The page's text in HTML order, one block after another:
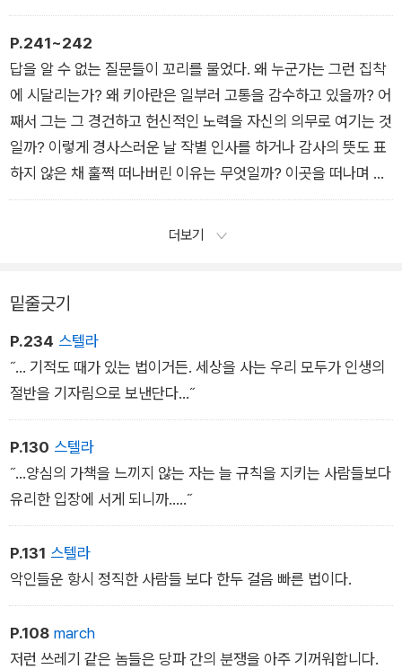
드러난 참이었다. 성가대석과 회중석은 물론 이 광경을 주시하고
귀 기울이던 사람들이 들어찬 모든 곳에서 떨리는 한숨이 일제히
터져 나왔다. 엄청난 열기로 진동하는 기도의 웅얼거림과 함께 눈
물인지 웃음인지 모를 소리가 퍼지는가 싶더니, 뒤이어 경이와 찬
양의 폭풍우를 동반한 우레와도 같은 함성이 한꺼번에 일었다. 그
메아리가 돌벽과 드높은 아치형 지붕, 성당 뒷면, 양쪽 회랑에 부
딪쳐 성당 안을 거듭거듭 휘돌았으니, 내내 고요히 서 있던 촛불
들마저 거세게 요동할 정도였다.
P.241~242
답을 알 수 없는 질문들이 꼬리를 물었다. 왜 누군가는 그런 집착
에 시달리는가? 왜 키아란은 일부러 고통을 감수하고 있을까? 어
째서 그는 그 경건하고 헌신적인 노력을 자신의 의무로 여기는 것
일까? 이렇게 경사스러운 날 작별 인사를 하거나 감사의 뜻도 표
하지 않은 채 훌쩍 떠나버린 이유는 무엇일까? 이곳을 떠나며 보
시를 남긴 사람은 매슈였다. 왜 매슈는 오늘 하루를 온전히 이곳
에서 보내자고 친구를 설득할 수 없었던 것일까? 오전까지만 해
여 그 힘겨운 순례를 다시 시작한 것일까?
더보기
밑줄긋기
P.234 스텔라
˝... 기적도 때가 있는 법이거든. 세상을 사는 우리 모두가 인생의
절반을 기자림으로 보낸단다...˝
P.130 스텔라
˝...양심의 가책을 느끼지 않는 자는 늘 규칙을 지키는 사람들보다
유리한 입장에 서게 되니까.....˝
P.131 스텔라
악인들운 항시 정직한 사람들 보다 한두 걸음 빠른 법이다.
P.108 march
저런 쓰레기 같은 놈들은 당파 간의 분쟁을 아주 기꺼워합니다.